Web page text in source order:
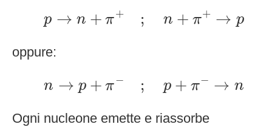
p → n + π+ ; n + π+ → p
→ +π + p
oppure:
n → p + π− ; p + π− → n
→ +π − n
Ogni nucleone emette e riassorbe